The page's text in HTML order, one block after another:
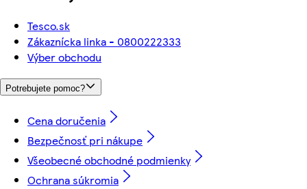
Tesco.sk
Zákaznícka linka - 0800222333
Výber obchodu
Potrebujete pomoc?
Cena doručenia
Bezpečnosť pri nákupe
Všeobecné obchodné podmienky
Ochrana súkromia